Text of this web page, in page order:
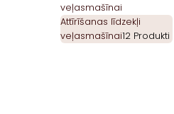
Attīrīšanas līdzekļi
veļasmašīnai12 Produkti